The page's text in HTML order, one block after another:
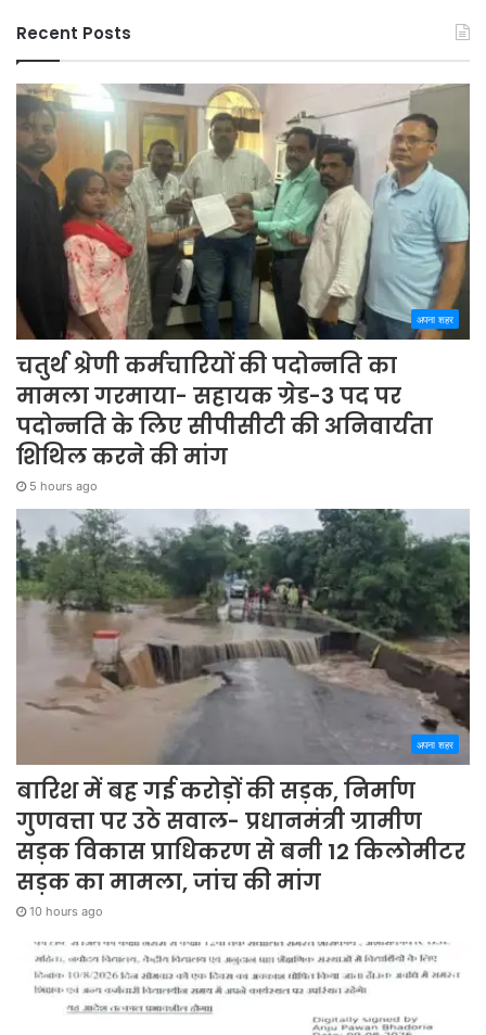
Recent Posts
अपना शहर
चतुर्थ श्रेणी कर्मचारियों की पदोन्नति का
मामला गरमाया- सहायक ग्रेड-3 पद पर
पदोन्नति के लिए सीपीसीटी की अनिवार्यता
शिथिल करने की मांग
5 hours ago
अपना शहर
बारिश में बह गई करोड़ों की सड़क, निर्माण
गुणवत्ता पर उठे सवाल- प्रधानमंत्री ग्रामीण
सड़क विकास प्राधिकरण से बनी 12 किलोमीटर
सड़क का मामला, जांच की मांग
10 hours ago